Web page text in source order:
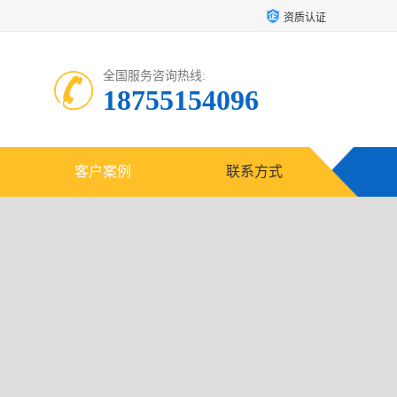
资质认证
全国服务咨询热线:
18755154096
客户案例 联系方式